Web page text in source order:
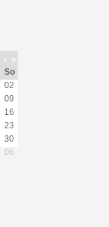
›
»
So
02
09
16
23
30
06